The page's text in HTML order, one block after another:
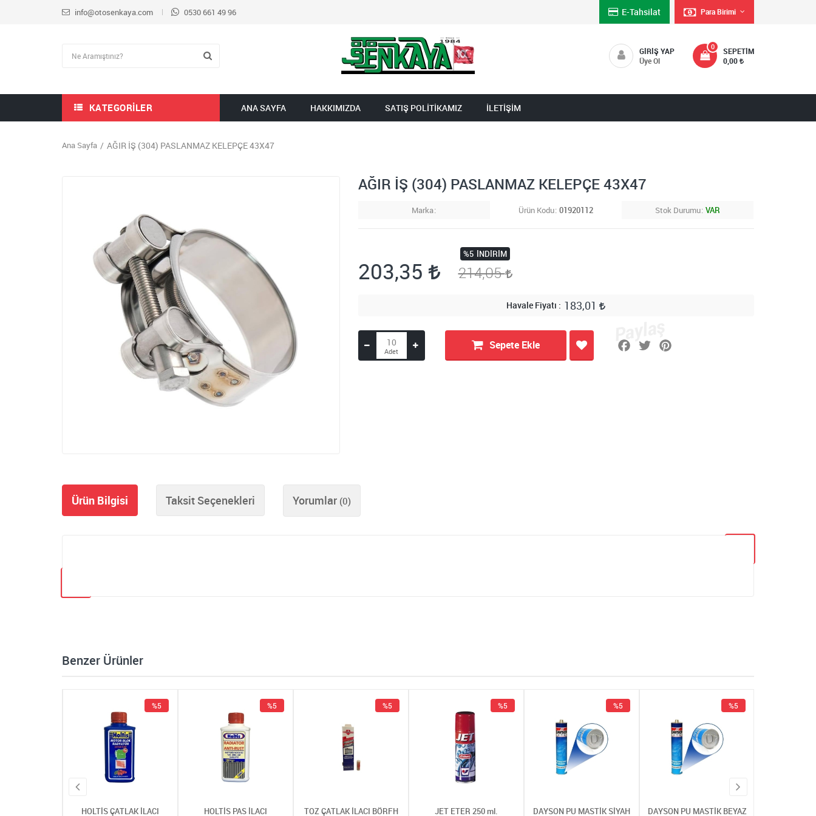
info@otosenkaya.com 0530 661 49 96 E-Tahsilat Para Birimi
SEPETIM
0
0,00
GIRIŞ YAP
Üye Ol
KATEGORILER ANA SAYFA HAKKIMIZDA SATIŞ POLİTİKAMIZ İLETİŞİM
Ana Sayfa AĞIR İŞ (304) PASLANMAZ KELEPÇE 43X47
AĞIR İŞ (304) PASLANMAZ KELEPÇE 43X47
Marka Ürün Kodu 01920112 Stok Durumu VAR
203,35
%5 İNDIRIM
214,05
Havale Fiyatı 183,01
Sepete Ekle
Ürün Bilgisi Taksit Seçenekleri Yorumlar (0)
Benzer Ürünler
HOLTİS ÇATLAK İLACI
%5
HOLTİS PAS İLACI
%5
TOZ ÇATLAK İLACI BÖRFH
%5
JET ETER 250 ml.
%5
DAYSON PU MASTİK SİYAH
%5
DAYSON PU MASTİK BEYAZ
%5